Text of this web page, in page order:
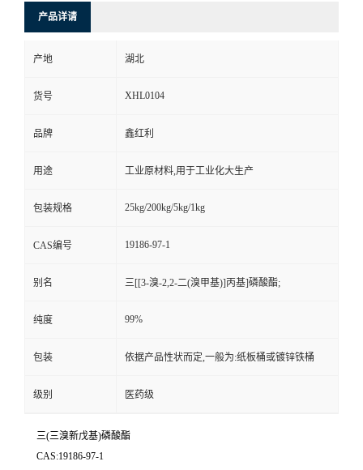
产品详请
产地 湖北
货号 XHL0104
品牌 鑫红利
用途 工业原材料,用于工业化大生产
包装规格 25kg/200kg/5kg/1kg
CAS编号 19186-97-1
别名 三[[3-溴-2,2-二(溴甲基)]丙基]磷酸酯;
纯度 99%
包装 依据产品性状而定,一般为:纸板桶或镀锌铁桶
级别 医药级
三(三溴新戊基)磷酸酯
CAS:19186-97-1